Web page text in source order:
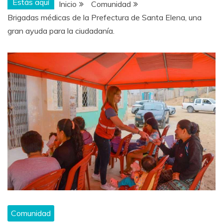
Inicio
Comunidad
Brigadas médicas de la Prefectura de Santa Elena, una
gran ayuda para la ciudadanía.
Comunidad